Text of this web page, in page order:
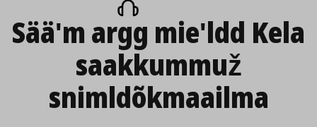
artikkeli
Sääʹm argg mieʹldd Kela
saakkummuž
snimldõkmaailma